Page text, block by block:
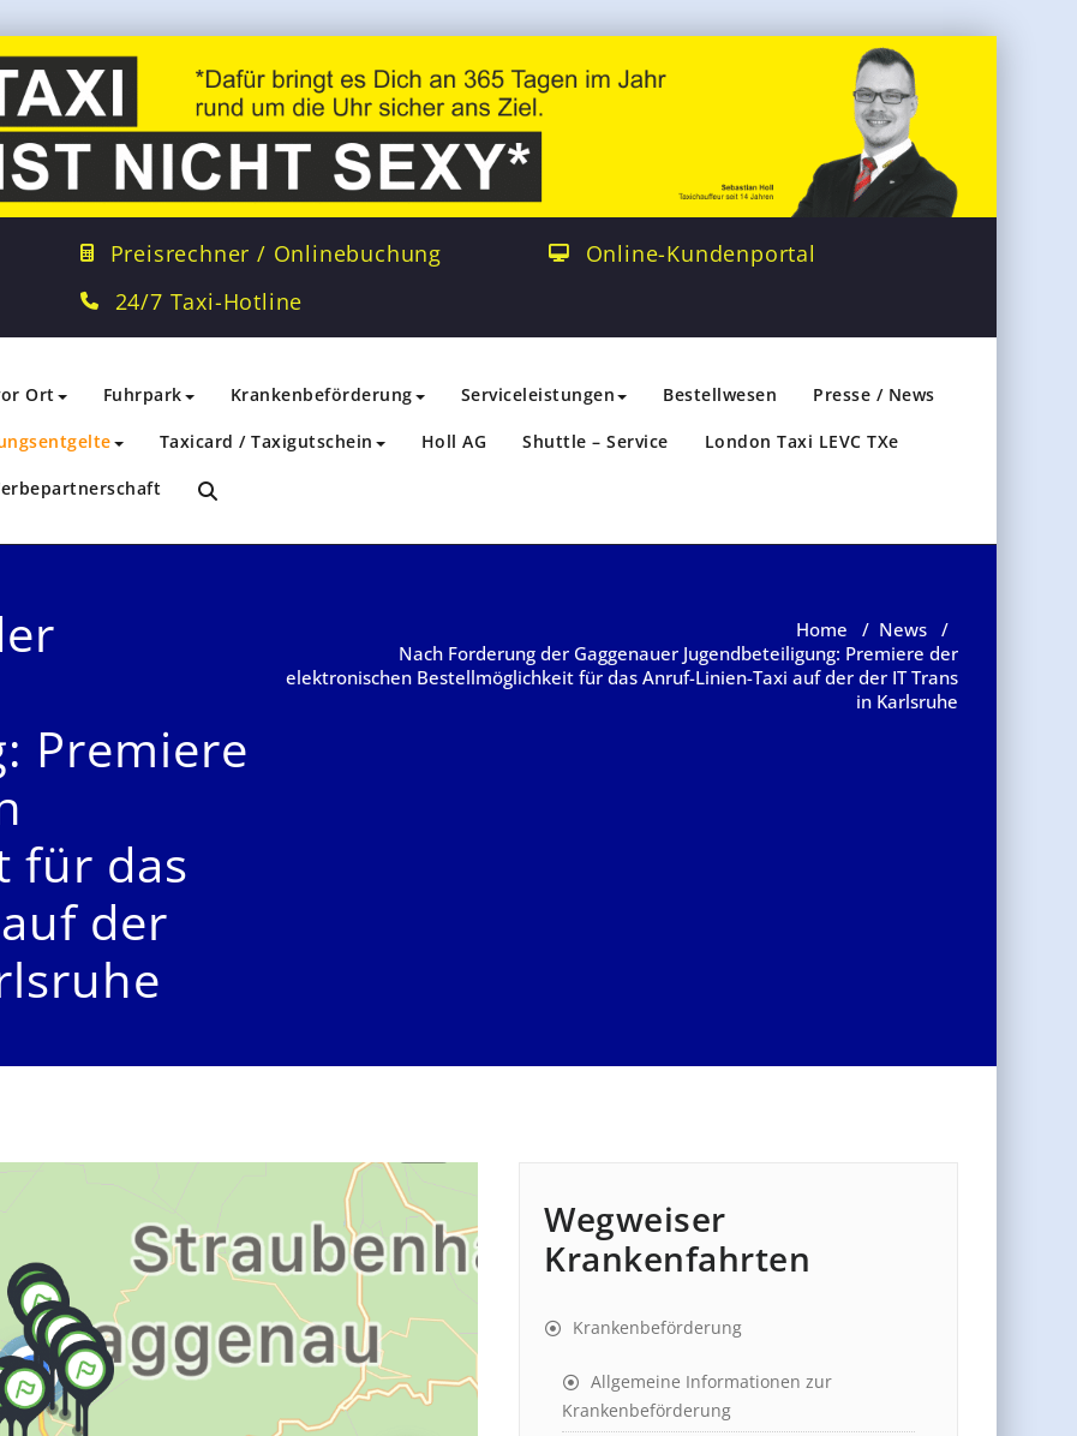
Preisrechner / Onlinebuchung
24/7 Taxi-Hotline
Online-Kundenportal
Ort Fuhrpark Krankenbeförderung Serviceleistungen Bestellwesen Presse / News
Taxicard / Taxigutschein Holl AG Shuttle – Service London Taxi LEVC TXe
Premiere
für das
der
Home / News /
Nach Forderung der Gaggenauer Jugendbeteiligung: Premiere der
elektronischen Bestellmöglichkeit für das Anruf-Linien-Taxi auf der der IT Trans
in Karlsruhe
Wegweiser
Krankenfahrten
Krankenbeförderung
Allgemeine Informationen zur
Krankenbeförderung